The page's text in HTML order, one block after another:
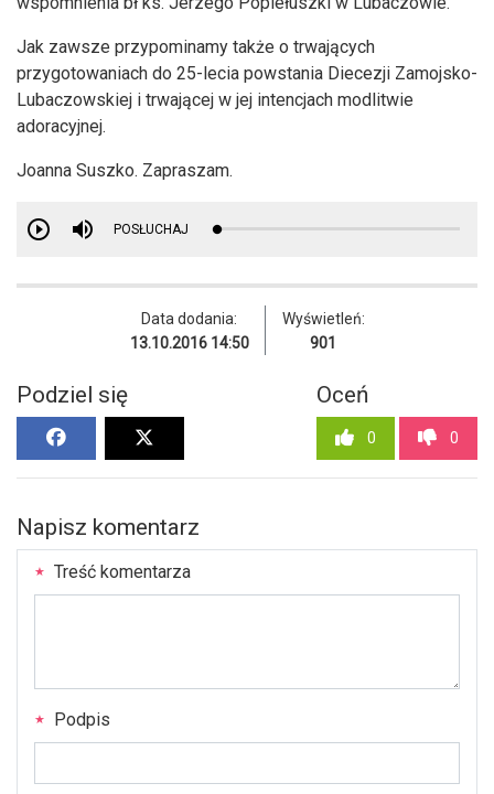
Jak zawsze przypominamy także o trwających
przygotowaniach do 25-lecia powstania Diecezji Zamojsko-
Lubaczowskiej i trwającej w jej intencjach modlitwie
adoracyjnej.
Joanna Suszko. Zapraszam.
POSŁUCHAJ
Data dodania:
13.10.2016 14:50
Wyświetleń:
901
Podziel się Oceń
0 0
Napisz komentarz
Treść komentarza
Podpis